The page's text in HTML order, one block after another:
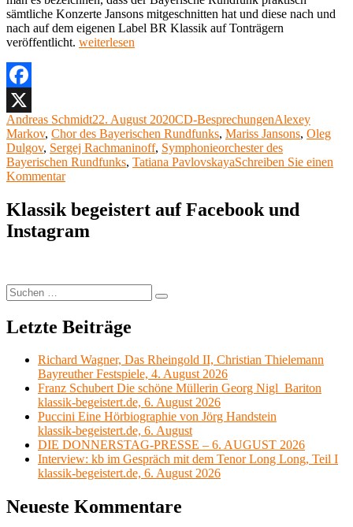
sämtliche Konzerte Jansons mitgeschnitten hat und diese nach und
nach auf dem eigenen Label BR Klassik auf Tonträgern
veröffentlicht. „CD-
Jansons,
Chor
und
Symphonieorchester
des
weiterlesen
Facebook
X
Autor
Andreas SchmidtVeröffentlicht
am
22. August 2020Kategorien
CD-BesprechungenSchlagwörter
Alexey
Markov, Chor des Bayerischen Rundfunks, Mariss Jansons, Oleg
Dulgov, Sergej Rachmaninoff, Symphonieorchester des
Bayerischen Rundfunks, Tatiana PavlovskayaSchreiben Sie einen
Kommentarzu
Rezension:
Sergey
Rachmaninov,
und
Symphonieorchester
Bayerischen
Klassik begeistert auf Facebook und
Instagram
Suchen
nach:
Suchen
Letzte Beiträge
Richard Wagner, Das Rheingold II, Christian Thielemann
Bayreuther Festspiele, 4. August 2026
Franz Schubert Die schöne Müllerin Georg Nigl Bariton
klassik-begeistert.de, 6. August 2026
Puccini Eine Hörbiographie von Jörg Handstein
klassik-begeistert.de, 6. August
DIE DONNERSTAG-PRESSE – 6. AUGUST 2026
Interview: kb im Gespräch mit dem Tenor Long Long, Teil I
klassik-begeistert.de, 6. August 2026
Neueste Kommentare